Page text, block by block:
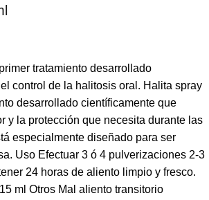
tratamiento desarrollado
control de la halitosis oral. Halita spray
desarrollado científicamente que
y la protección que necesita durante las
especialmente diseñado para ser
Uso Efectuar 3 ó 4 pulverizaciones 2-3
24 horas de aliento limpio y fresco.
ml Otros Mal aliento transitorio